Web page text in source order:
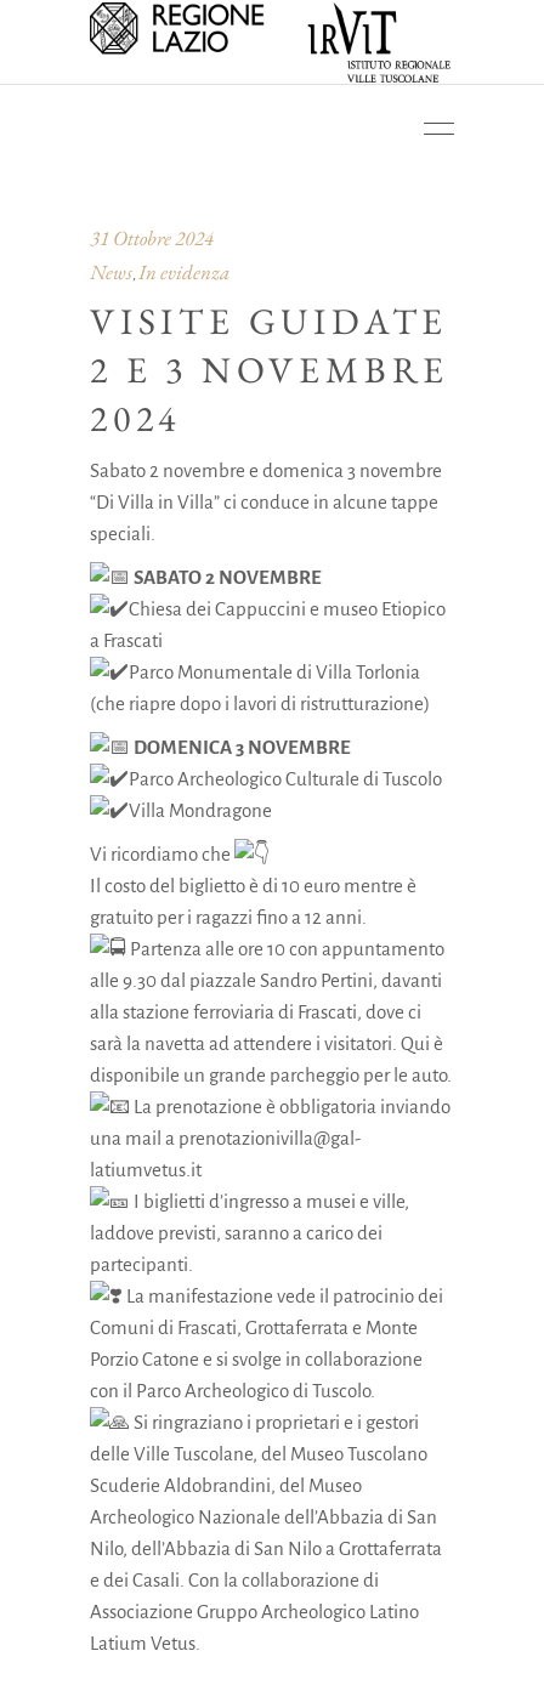
31 Ottobre 2024
News, In evidenza
VISITE GUIDATE
2 E 3 NOVEMBRE
2024
Sabato 2 novembre e domenica 3 novembre
“Di Villa in Villa” ci conduce in alcune tappe
speciali.
SABATO 2 NOVEMBRE
Chiesa dei Cappuccini e museo Etiopico
a Frascati
Parco Monumentale di Villa Torlonia
(che riapre dopo i lavori di ristrutturazione)
DOMENICA 3 NOVEMBRE
Parco Archeologico Culturale di Tuscolo
Villa Mondragone
Vi ricordiamo che
Il costo del biglietto è di 10 euro mentre è
gratuito per i ragazzi fino a 12 anni.
Partenza alle ore 10 con appuntamento
alle 9.30 dal piazzale Sandro Pertini, davanti
alla stazione ferroviaria di Frascati, dove ci
sarà la navetta ad attendere i visitatori. Qui è
disponibile un grande parcheggio per le auto.
La prenotazione è obbligatoria inviando
una mail a prenotazionivilla@gal-
latiumvetus.it
I biglietti d’ingresso a musei e ville,
laddove previsti, saranno a carico dei
partecipanti.
La manifestazione vede il patrocinio dei
Comuni di Frascati, Grottaferrata e Monte
Porzio Catone e si svolge in collaborazione
con il Parco Archeologico di Tuscolo.
Si ringraziano i proprietari e i gestori
delle Ville Tuscolane, del Museo Tuscolano
Scuderie Aldobrandini, del Museo
Archeologico Nazionale dell’Abbazia di San
Nilo, dell’Abbazia di San Nilo a Grottaferrata
e dei Casali. Con la collaborazione di
Associazione Gruppo Archeologico Latino
Latium Vetus.